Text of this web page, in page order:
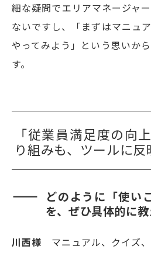
細な疑問でエリアマネージャ
ないですし、「まずはマニュ
やってみよう」という思いか
す。
「従業員満足度の向
り組みも、ツールに
どのように「使い
を、ぜひ具体的に教
川西様 マニュアル、クイズ